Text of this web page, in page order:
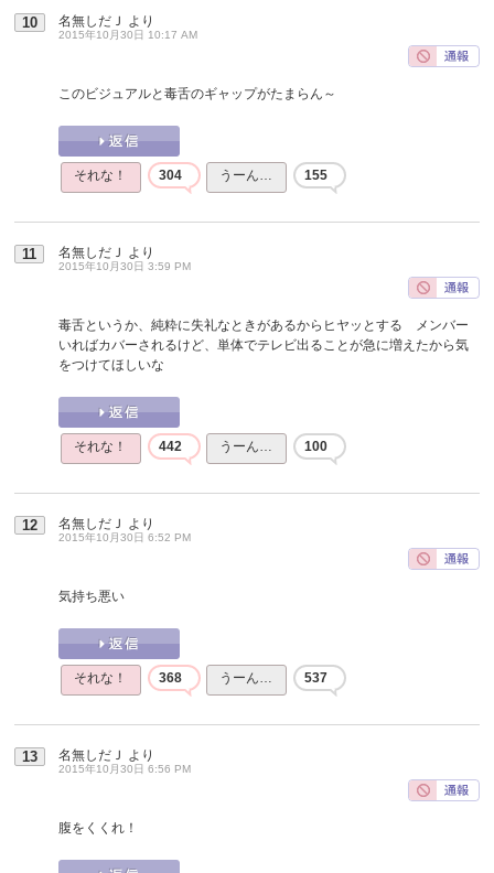
10 名無しだＪ より
2015年10月30日 10:17 AM
このビジュアルと毒舌のギャップがたまらん～
それな！ 304 うーん… 155
11 名無しだＪ より
2015年10月30日 3:59 PM
毒舌というか、純粋に失礼なときがあるからヒヤッとする メンバー
いればカバーされるけど、単体でテレビ出ることが急に増えたから気
をつけてほしいな
それな！ 442 うーん… 100
12 名無しだＪ より
2015年10月30日 6:52 PM
気持ち悪い
それな！ 368 うーん… 537
13 名無しだＪ より
2015年10月30日 6:56 PM
腹をくくれ！